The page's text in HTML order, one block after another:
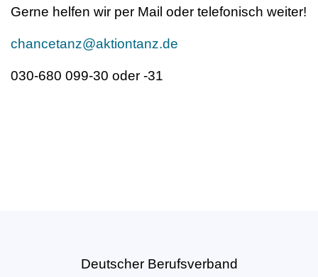
Gerne helfen wir per Mail oder telefonisch weiter!
chancetanz@aktiontanz.de
030-680 099-30 oder -31
Deutscher Berufsverband